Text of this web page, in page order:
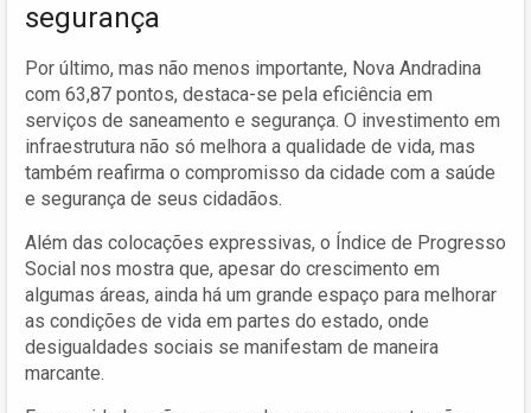
segurança
Por último, mas não menos importante, Nova Andradina
com 63,87 pontos, destaca-se pela eficiência em
serviços de saneamento e segurança. O investimento em
infraestrutura não só melhora a qualidade de vida, mas
também reafirma o compromisso da cidade com a saúde
e segurança de seus cidadãos.
Além das colocações expressivas, o Índice de Progresso
Social nos mostra que, apesar do crescimento em
algumas áreas, ainda há um grande espaço para melhorar
as condições de vida em partes do estado, onde
desigualdades sociais se manifestam de maneira
marcante.